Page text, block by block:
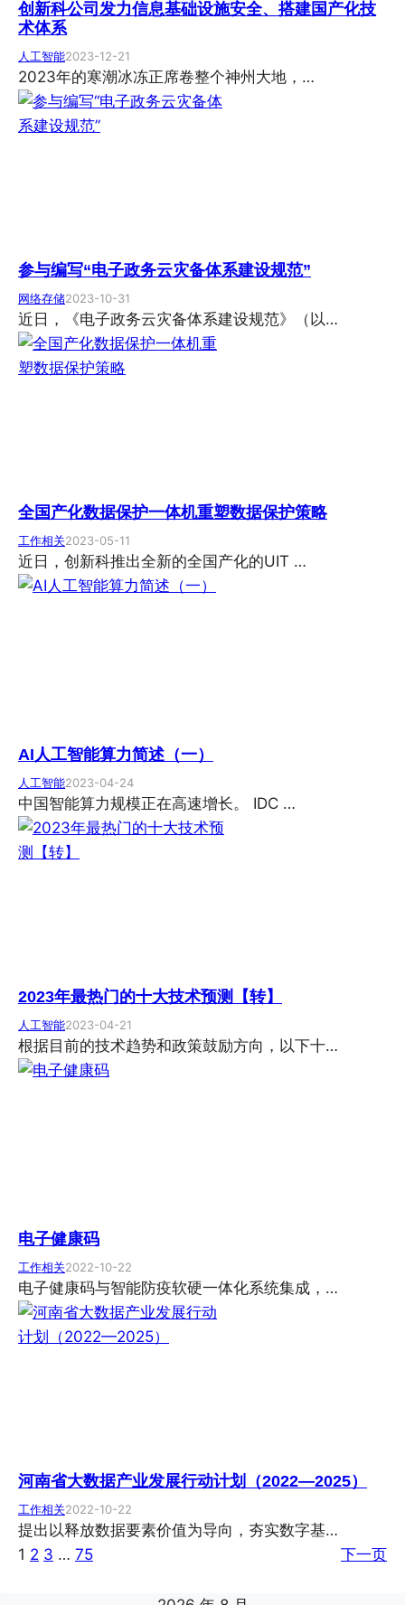
创新科公司发力信息基础设施安全、搭建国产化技
术体系
人工智能2023-12-21
2023年的寒潮冰冻正席卷整个神州大地，…
参与编写“电子政务云灾备体系建设规范”
网络存储2023-10-31
近日，《电子政务云灾备体系建设规范》（以…
全国产化数据保护一体机重塑数据保护策略
工作相关2023-05-11
近日，创新科推出全新的全国产化的UIT …
AI人工智能算力简述（一）
人工智能2023-04-24
中国智能算力规模正在高速增长。 IDC …
2023年最热门的十大技术预测【转】
人工智能2023-04-21
根据目前的技术趋势和政策鼓励方向，以下十…
电子健康码
工作相关2022-10-22
电子健康码与智能防疫软硬一体化系统集成，…
河南省大数据产业发展行动计划（2022—2025）
工作相关2022-10-22
提出以释放数据要素价值为导向，夯实数字基…
1 2 3 … 75 下一页